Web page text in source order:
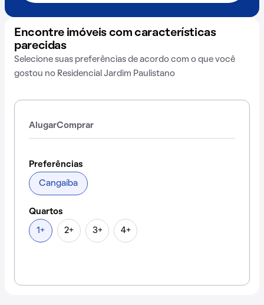
Encontre imóveis com características
parecidas
Selecione suas preferências de acordo com o que você
gostou no Residencial Jardim Paulistano
AlugarComprar
Preferências
Cangaíba
Quartos
1+ 2+ 3+ 4+